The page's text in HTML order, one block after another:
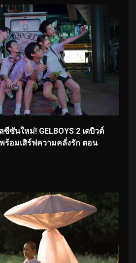
ซีซันใหม่! GELBOYS 2 เดบิวต์
ร้อมเสิร์ฟความคลั่งรัก ตอน